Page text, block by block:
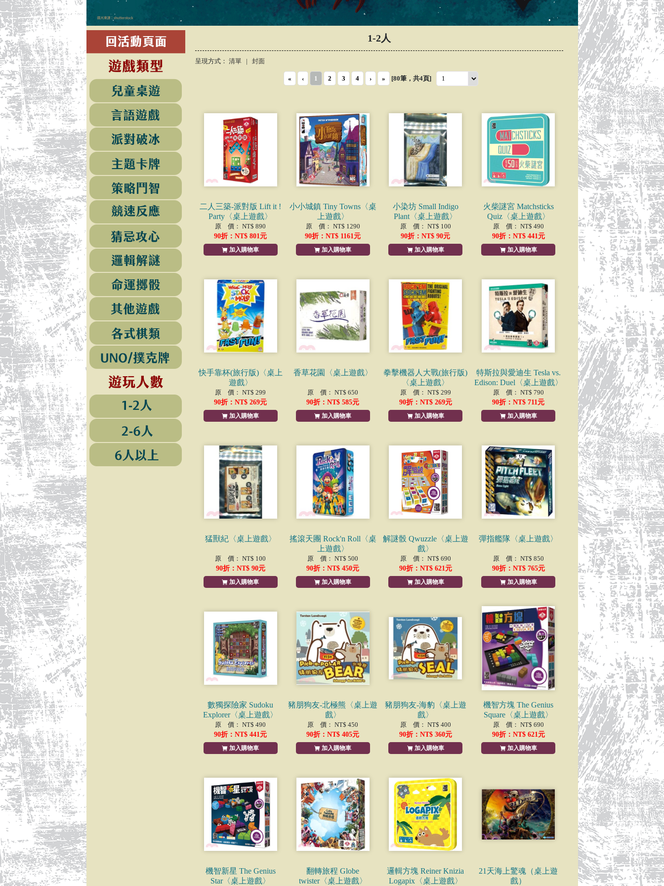
1-2人
呈現方式： 清單 | 封面
« ‹ 1 2 3 4 › » [80筆，共4頁]
二人三築-派對版 Lift it !
Party〈桌上遊戲〉
原 價： NT$ 890
90折：NT$ 801元
加入購物車
小小城鎮 Tiny Towns〈桌
上遊戲〉
原 價： NT$ 1290
90折：NT$ 1161元
加入購物車
小染坊 Small Indigo
Plant〈桌上遊戲〉
原 價： NT$ 100
90折：NT$ 90元
加入購物車
火柴謎宮 Matchsticks
Quiz〈桌上遊戲〉
原 價： NT$ 490
90折：NT$ 441元
加入購物車
快手靠杯(旅行版)〈桌上
遊戲〉
原 價： NT$ 299
90折：NT$ 269元
加入購物車
香草花園〈桌上遊戲〉
原 價： NT$ 650
90折：NT$ 585元
加入購物車
拳擊機器人大戰(旅行版)
〈桌上遊戲〉
原 價： NT$ 299
90折：NT$ 269元
加入購物車
特斯拉與愛迪生 Tesla vs.
Edison: Duel〈桌上遊戲〉
原 價： NT$ 790
90折：NT$ 711元
加入購物車
猛獸紀〈桌上遊戲〉
原 價： NT$ 100
90折：NT$ 90元
加入購物車
搖滾天團 Rock'n Roll〈桌
上遊戲〉
原 價： NT$ 500
90折：NT$ 450元
加入購物車
解謎骰 Qwuzzle〈桌上遊
戲〉
原 價： NT$ 690
90折：NT$ 621元
加入購物車
彈指艦隊〈桌上遊戲〉
原 價： NT$ 850
90折：NT$ 765元
加入購物車
數獨探險家 Sudoku
Explorer〈桌上遊戲〉
原 價： NT$ 490
90折：NT$ 441元
加入購物車
豬朋狗友-北極熊〈桌上遊
戲〉
原 價： NT$ 450
90折：NT$ 405元
加入購物車
豬朋狗友-海豹〈桌上遊
戲〉
原 價： NT$ 400
90折：NT$ 360元
加入購物車
機智方塊 The Genius
Square〈桌上遊戲〉
原 價： NT$ 690
90折：NT$ 621元
加入購物車
機智新星 The Genius
Star〈桌上遊戲〉
翻轉旅程 Globe
twister〈桌上遊戲〉
邏輯方塊 Reiner Knizia
Logapix〈桌上遊戲〉
21天海上驚魂（桌上遊
戲）